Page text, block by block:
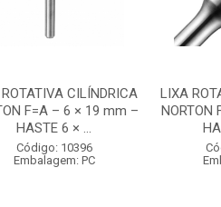
CILÍNDRICA
F=A – 6 × 19 mm –
HASTE 6 × ...
Código: 10396
Embalagem: PC
LIXA
NORTON